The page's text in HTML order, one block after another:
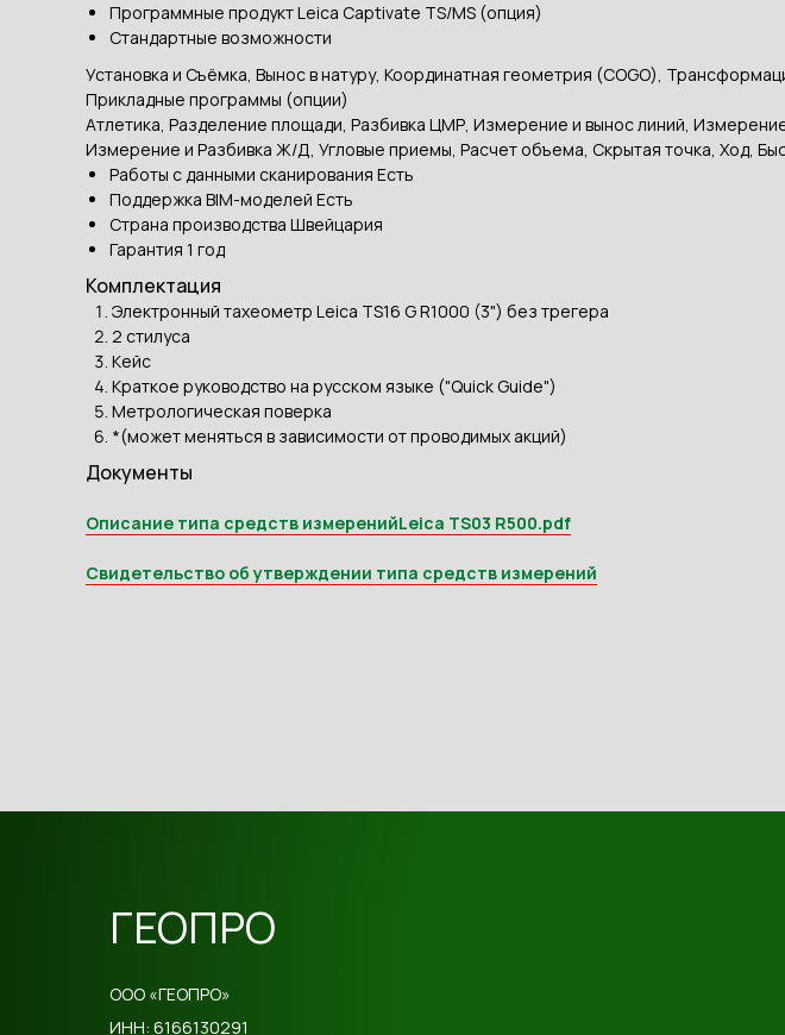
Программные продукт Leica Captivate TS/MS (опция)
Стандартные возможности
Установка и Съёмка, Вынос в натуру, Координатная геометрия (COGO),
Прикладные программы (опции)
Атлетика, Разделение площади, Разбивка ЦМР, Измерение и вынос линий,
Измерение и Разбивка Ж/Д, Угловые приемы, Расчет объема, Скрытая точка, Ход,
Работы c данными сканирования Есть
Поддержка BIM-моделей Есть
Страна производства Швейцария
Гарантия 1 год
Комплектация
Электронный тахеометр Leica TS16 G R1000 (3") без трегера
2 стилуса
Кейс
Краткое руководство на русском языке ("Quick Guide")
Метрологическая поверка
*(может меняться в зависимости от проводимых акций)
Документы
Описание типа средств измеренийLeica TS03 R500.pdf
Свидетельство об утверждении типа средств измерений
ООО «ГЕОПРО»
ИНН: 6166130291
ГЕОПРО